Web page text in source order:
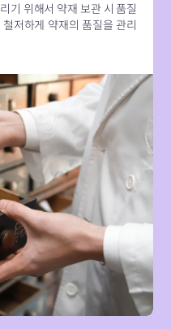
기 위해서 약재 보관 시 품질
저하게 약재의 품질을 관리